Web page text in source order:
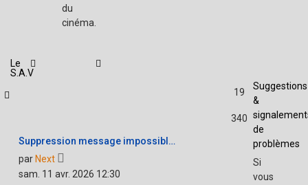
du
cinéma.
Le
S.A.V
Suggestions
&
de
problèmes
Si
vous
19
340
Suppression message impossibl…
par Next
sam. 11 avr. 2026 12:30